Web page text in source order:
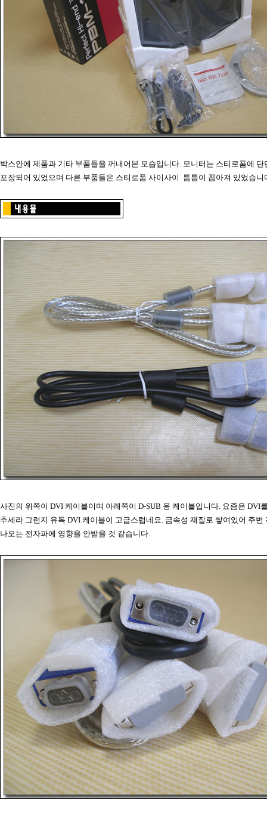
박스안에 제품과 기타 부품들을 꺼내어본 모습입니다. 모니터는 스티로폼에 단
포장되어 있었으며 다른 부품들은 스티로폼 사이사이 틈틈이 꼽아져 있었습니
사진의 위쪽이 DVI 케이블이며 아래쪽이 D-SUB 용 케이블입니다. 요즘은 DVI
추세라 그런지 유독 DVI 케이블이 고급스럽네요. 금속성 재질로 쌓여있어 주변
나오는 전자파에 영향을 안받을 것 같습니다.